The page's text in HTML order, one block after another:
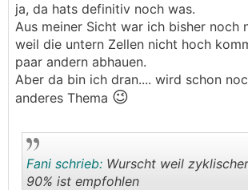
..
ja, da hats definitiv noch was.
Aus meiner Sicht war ich bisher noch
weil die untern Zellen nicht hoch
paar andern abhauen.
Aber da bin ich dran.... wird schon
anderes Thema 😉
Fani schrieb: Wurscht weil
90% ist empfohlen